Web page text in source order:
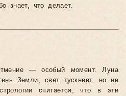
знает, что делает.
— особый момент. Луна
Земли, свет тускнеет, но не
считается, что в эти